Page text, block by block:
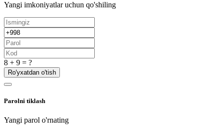
Yangi imkoniyatlar uchun qo'shiling
8 + 9 = ?
Ro'yxatdan o'tish
Parolni tiklash
Yangi parol o'rnating